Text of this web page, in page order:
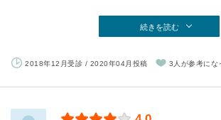
続きを読む
2018年12月受診 / 2020年04月投稿 3人が参考にな